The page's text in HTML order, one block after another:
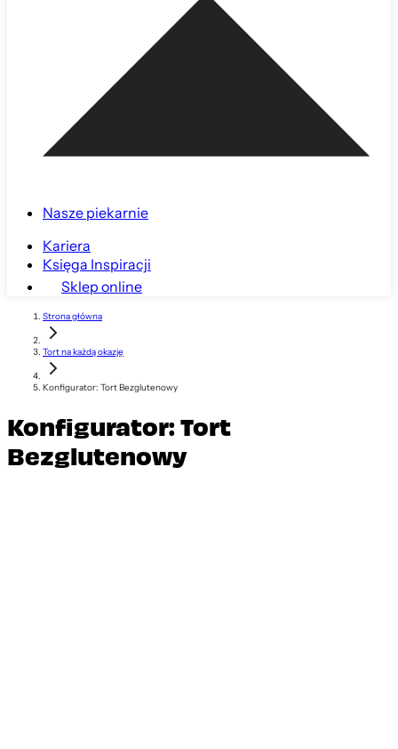
Nasze piekarnie
Kariera
Księga Inspiracji
Sklep online
Strona główna
Tort na każdą okazję
Konfigurator: Tort Bezglutenowy
Konfigurator: Tort
Bezglutenowy